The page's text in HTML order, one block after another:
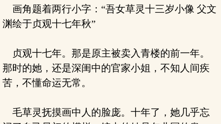
画角题着两行小字：“吾女草灵十三岁小像 父文
渊绘于贞观十七年秋”
贞观十七年。那是原主被卖入青楼的前一年。
那时的她，还是深闺中的官家小姐，不知人间疾
苦，不懂命运无常。
毛草灵抚摸画中人的脸庞。十年了，她几乎忘